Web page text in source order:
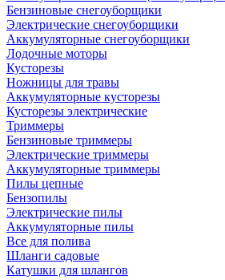
Бензиновые снегоуборщики
Электрические снегоуборщики
Аккумуляторные снегоуборщики
Лодочные моторы
Кусторезы
Ножницы для травы
Аккумуляторные кусторезы
Кусторезы электрические
Триммеры
Бензиновые триммеры
Электрические триммеры
Аккумуляторные триммеры
Пилы цепные
Бензопилы
Электрические пилы
Аккумуляторные пилы
Все для полива
Шланги садовые
Катушки для шлангов